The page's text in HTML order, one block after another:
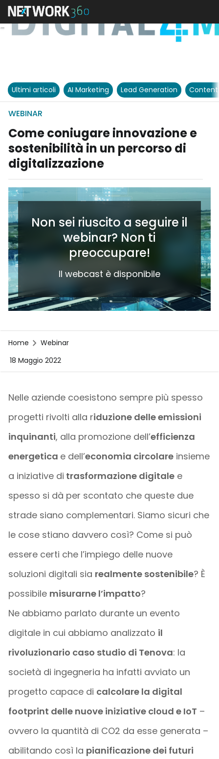
Ultimi articoli AI Marketing Lead Generation
WEBINAR
Come coniugare innovazione e
sostenibilità in un percorso di
digitalizzazione
Non sei riuscito a seguire il
webinar? Non ti
preoccupare!
Il webcast è disponibile
Home
Webinar
18 Maggio 2022
Nelle aziende coesistono sempre più spesso
progetti rivolti alla riduzione delle emissioni
inquinanti, alla promozione dell’efficienza
energetica e dell’economia circolare insieme
a iniziative di trasformazione digitale e
spesso si dà per scontato che queste due
strade siano complementari. Siamo sicuri che
le cose stiano davvero così? Come si può
essere certi che l’impiego delle nuove
soluzioni digitali sia realmente sostenibile? È
possibile misurarne l’impatto?
Ne abbiamo parlato durante un evento
digitale in cui abbiamo analizzato il
rivoluzionario caso studio di Tenova: la
società di ingegneria ha infatti avviato un
progetto capace di calcolare la digital
footprint delle nuove iniziative cloud e IoT –
ovvero la quantità di CO2 da esse generata –
abilitando così la pianificazione dei futuri